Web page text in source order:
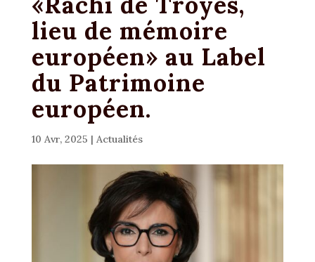
lieu de mémoire
européen» au Label
du Patrimoine
européen.
10 Avr, 2025 | Actualités